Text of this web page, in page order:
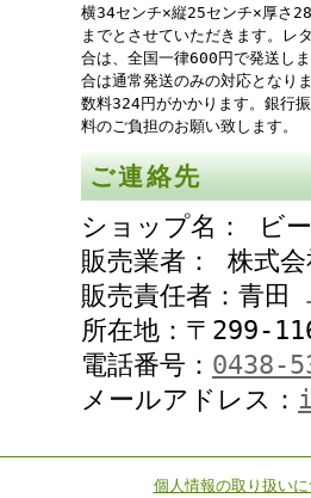
横34センチ×縦25センチ×厚さ
までとさせていただきます。レ
合は、全国一律600円で発送し
合は通常発送のみの対応となり
数料324円がかかります。銀行
料のご負担のお願い致します。
ご連絡先
ショップ名： ビ
販売業者： 株式
販売責任者：青田
所在地：〒299-
電話番号： 0438-
メールアドレス：
個人情報の取り扱い